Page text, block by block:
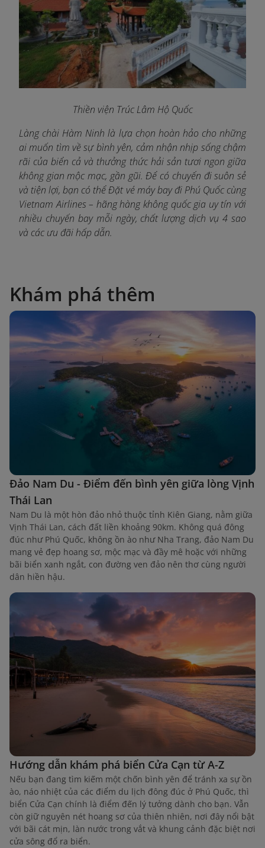
Thiền viện Trúc Lâm Hộ Quốc
Làng chài Hàm Ninh là lựa chọn hoàn hảo cho những
ai muốn tìm về sự bình yên, cảm nhận nhịp sống chậm
rãi của biển cả và thưởng thức hải sản tươi ngon giữa
không gian mộc mạc, gần gũi. Để có chuyến đi suôn sẻ
và tiện lợi, bạn có thể Đặt vé máy bay đi Phú Quốc cùng
Vietnam Airlines– hãng hàng không quốc gia uy tín với
nhiều chuyến bay mỗi ngày, chất lượng dịch vụ 4 sao
và các ưu đãi hấp dẫn.
Khám phá thêm
Đảo Nam Du - Điểm đến bình yên giữa lòng Vịnh
Thái Lan
Nam Du là một hòn đảo nhỏ thuộc tỉnh Kiên Giang, nằm giữa
Vịnh Thái Lan, cách đất liền khoảng 90km. Không quá đông
đúc như Phú Quốc, không ồn ào như Nha Trang, đảo Nam Du
mang vẻ đẹp hoang sơ, mộc mạc và đầy mê hoặc với những
bãi biển xanh ngắt, con đường ven đảo nên thơ cùng người
dân hiền hậu.
Hướng dẫn khám phá biển Cửa Cạn từ A-Z
Nếu bạn đang tìm kiếm một chốn bình yên để tránh xa sự ồn
ào, náo nhiệt của các điểm du lịch đông đúc ở Phú Quốc, thì
biển Cửa Cạn chính là điểm đến lý tưởng dành cho bạn. Vẫn
còn giữ nguyên nét hoang sơ của thiên nhiên, nơi đây nổi bật
với bãi cát mịn, làn nước trong vắt và khung cảnh đặc biệt nơi
cửa sông đổ ra biển.